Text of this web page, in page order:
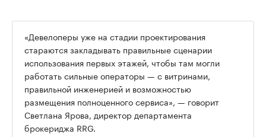
00:00
«Девелоперы уже на стадии проектирования
стараются закладывать правильные сценарии
использования первых этажей, чтобы там могли
работать сильные операторы — с витринами,
правильной инженерией и возможностью
размещения полноценного сервиса», — говорит
Светлана Ярова, директор департамента
брокериджа RRG.